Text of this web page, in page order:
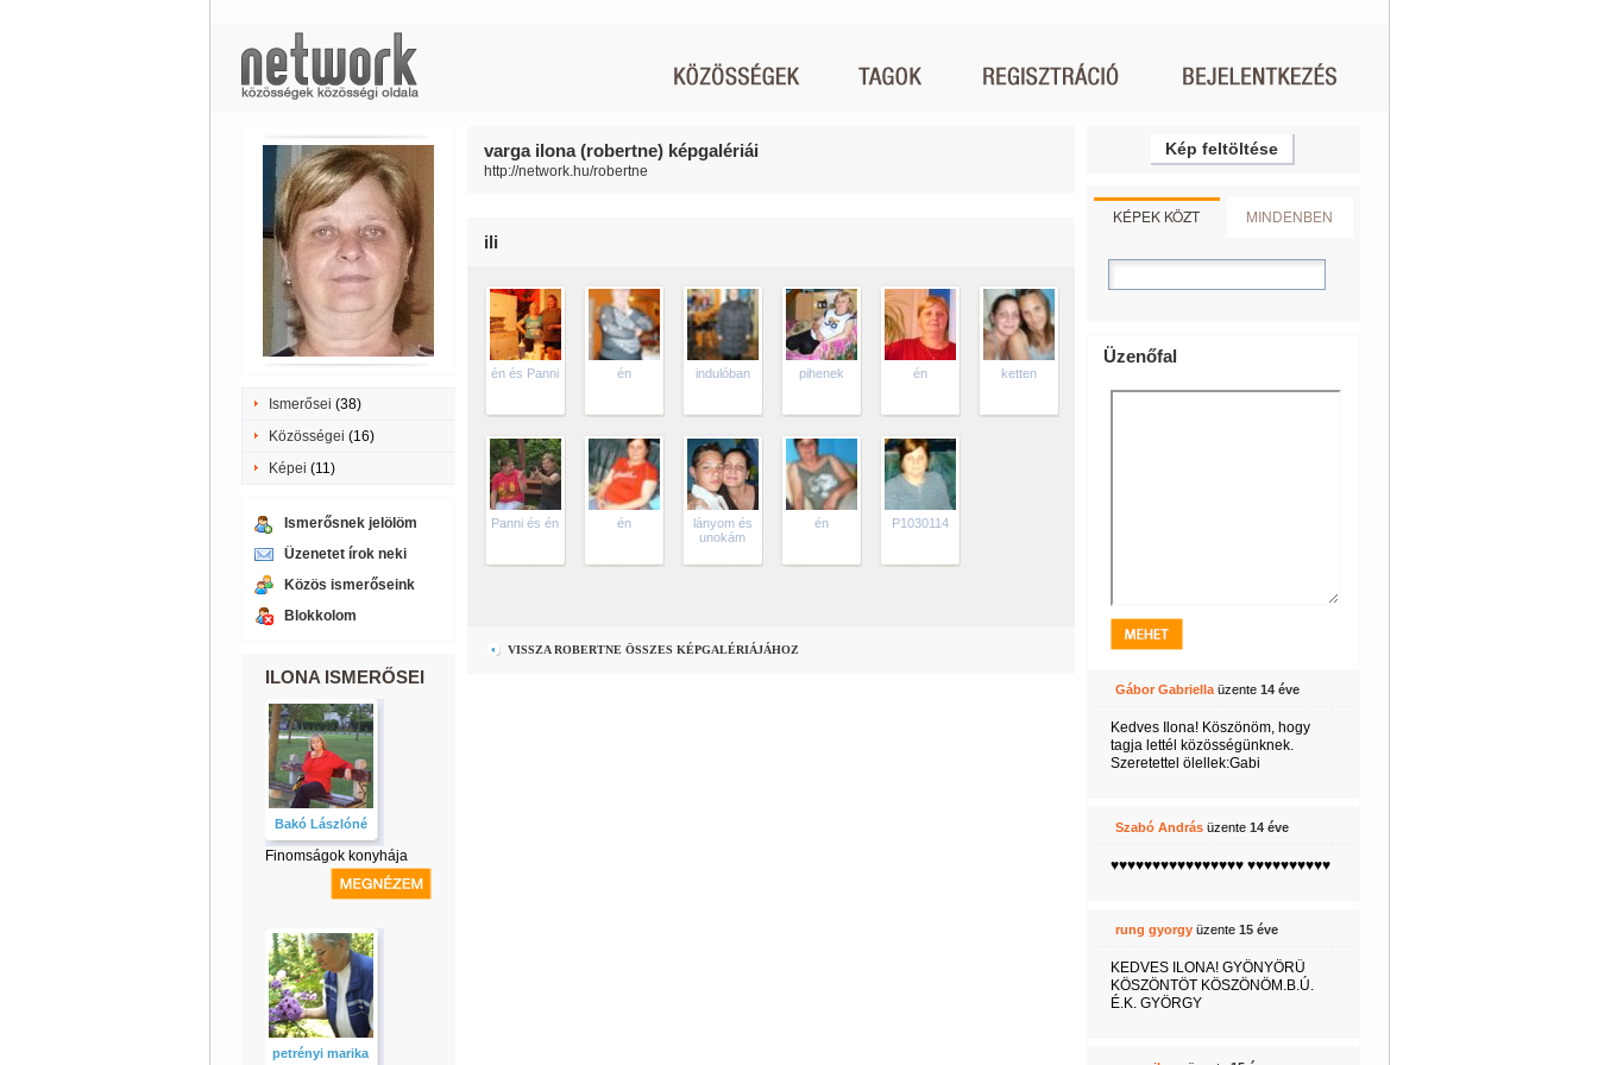
Ismerősei (38)
Közösségei (16)
Képei (11)
Ismerősnek jelölöm
Üzenetet írok neki
Közös ismerőseink
Blokkolom
ILONA ISMERŐSEI
Bakó Lászlóné
Finomságok konyhája
petrényi marika
varga ilona (robertne) képgalériái
http://network.hu/robertne
ili
én és Panni én indulóban pihenek én ketten
Panni és én én
lányom és
unokám
én P1030114
VISSZA ROBERTNE ÖSSZES KÉPGALÉRIÁJÁHOZ
Kép feltöltése
KÉPEK KÖZT MINDENBEN
Üzenőfal
Gábor Gabriellaüzente 14 éve
Kedves Ilona! Köszönöm, hogy
tagja lettél közösségünknek.
Szeretettel ölellek:Gabi
Szabó Andrásüzente 14 éve
♥♥♥♥♥♥♥♥♥♥♥♥♥♥♥♥ ♥♥♥♥♥♥♥♥♥♥
rung gyorgyüzente 15 éve
KEDVES ILONA! GYÖNYÖRŰ
KÖSZÖNTÖT KÖSZÖNÖM.B.Ú.
É.K. GYÖRGY